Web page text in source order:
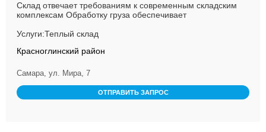
Склад отвечает требованиям к современным складским
комплексам Обработку груза обеспечивает
Услуги:Теплый склад
Красноглинский район
Самара, ул. Мира, 7
ОТПРАВИТЬ ЗАПРОС